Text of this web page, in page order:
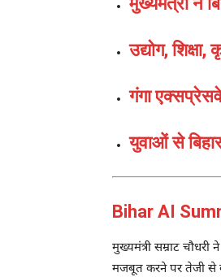
उद्योग,
गंगा
युवाओं से
Bihar AI
मुख्यमंत्री सम्राट चौधरी
मजबूत करने पर तेजी से